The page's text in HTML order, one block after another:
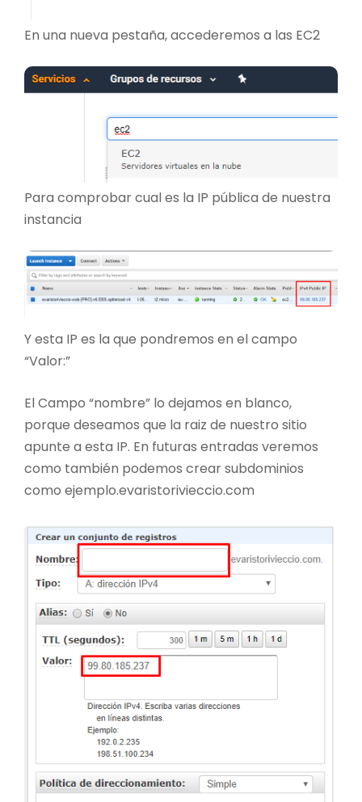
En una nueva pestaña, accederemos a las EC2
Para comprobar cual es la IP pública de nuestra
instancia
Y esta IP es la que pondremos en el campo
“Valor:”
El Campo “nombre” lo dejamos en blanco,
porque deseamos que la raiz de nuestro sitio
apunte a esta IP. En futuras entradas veremos
como también podemos crear subdominios
como ejemplo.evaristorivieccio.com